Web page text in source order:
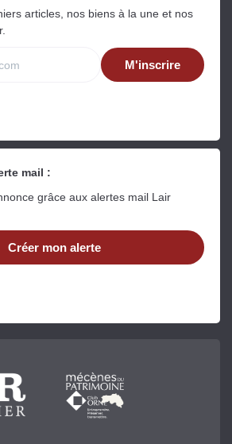
articles, nos biens à la une et nos
M'inscrire
mail :
grâce aux alertes mail Lair
Créer mon alerte